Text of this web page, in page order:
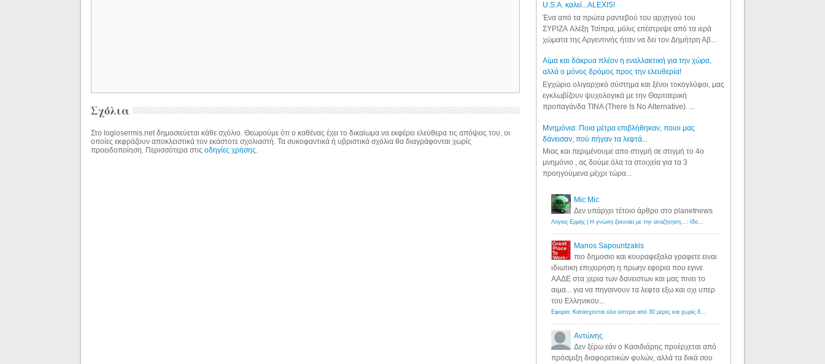
Σχόλια
Στο logiosermis.net δημοσιεύεται κάθε σχόλιο. Θεωρούμε ότι ο καθένας έχει το δικαίωμα να εκφέρει ελεύθερα τις απόψεις του, οι
οποίες εκφράζουν αποκλειστικά τον εκάστοτε σχολιαστή. Τα συκοφαντικά ή υβριστικά σχόλια θα διαγράφονται χωρίς
προειδοποίηση. Περισσότερα στιςοδηγίες χρήσης
U.S.A. καλεί...ALEXIS!
Ένα από τα πρώτα ραντεβού του αρχηγού του
ΣΥΡΙΖΑ Αλέξη Τσίπρα, μόλις επέστρεψε από τα ιερά
χώματα της Αργεντινής ήταν να δει τον Δημήτρη Αβ...
Αίμα και δάκρυα πλέον η εναλλακτική για την χώρα,
αλλά ο μόνος δρόμος προς την ελευθερία!
Εγχώριο ολιγαρχικό σύστημα και ξένοι τοκογλύφοι, μας
εγκλωβίζουν ψυχολογικά με την Θαρτσερική
προπαγάνδα TINA (There Is No Alternative). ...
Μνημόνια: Ποια μέτρα επιβλήθηκαν, ποιοι μας
δάνεισαν, πού πήγαν τα λεφτά...
Μιας και περιμένουμε απο στιγμή σε στιγμή το 4ο
μνημόνιο , ας δούμε όλα τα στοιχεία για τα 3
προηγούμενα μέχρι τώρα...
Mic Mic
Δεν υπάρχει τέτοιο άρθρο στο planetnews
Λόγιος Ερμής | Η γνώση ξεκινάει με την αναζήτηση...: Ιδού οι 18 που χρωστούν 11 δις ευρώ!
Manos Sapountzakis
πιο δημοσιο και κουραφεξαλα γραφετε ειναι
ιδιωτικη επιχειρηση η πρωην εφορια που εγινε
ΑΑΔΕ στα χερια των δανειστων και μας πινει το
αιμα... για να πηγαινουν τα λεφτα εξω και οχι υπερ
του Ελληνικου...
Εφορία: Κατάσχονται όλα ύστερα από 30 μέρες και χωρίς δικαστικές αποφάσεις - Λόγιος Ερμής
Αντώνης
Δεν ξέρω εάν ο Κασιδιάρης προέρχεται από
πρόσμιξη διαφορετικών φυλών, αλλά τα δικά σου